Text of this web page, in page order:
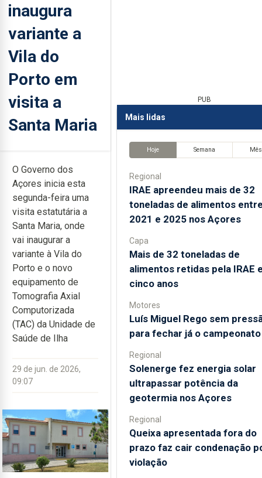
inaugura
variante a
Vila do
Porto em
visita a
Santa Maria
O Governo dos
Açores inicia esta
segunda-feira uma
visita estatutária a
Santa Maria, onde
vai inaugurar a
variante à Vila do
Porto e o novo
equipamento de
Tomografia Axial
Computorizada
(TAC) da Unidade de
Saúde de Ilha
29 de jun. de 2026,
09:07
PUB
Mais lidas
Hoje Semana Mês
Regional
IRAE apreendeu mais de 32
toneladas de alimentos
2021 e 2025 nos Açores
Capa
Mais de 32 toneladas de
alimentos retidas pela IRAE
cinco anos
Motores
Luís Miguel Rego sem
para fechar já o campeonato
Regional
Solenerge fez energia solar
ultrapassar potência da
geotermia nos Açores
Regional
Queixa apresentada fora do
prazo faz cair condenação
violação